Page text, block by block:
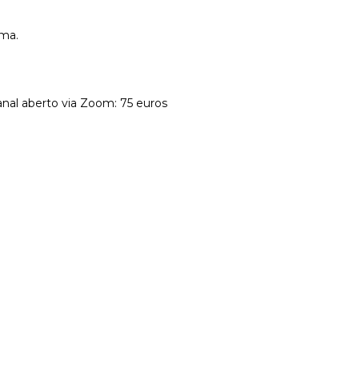
aberto via Zoom: 75 euros